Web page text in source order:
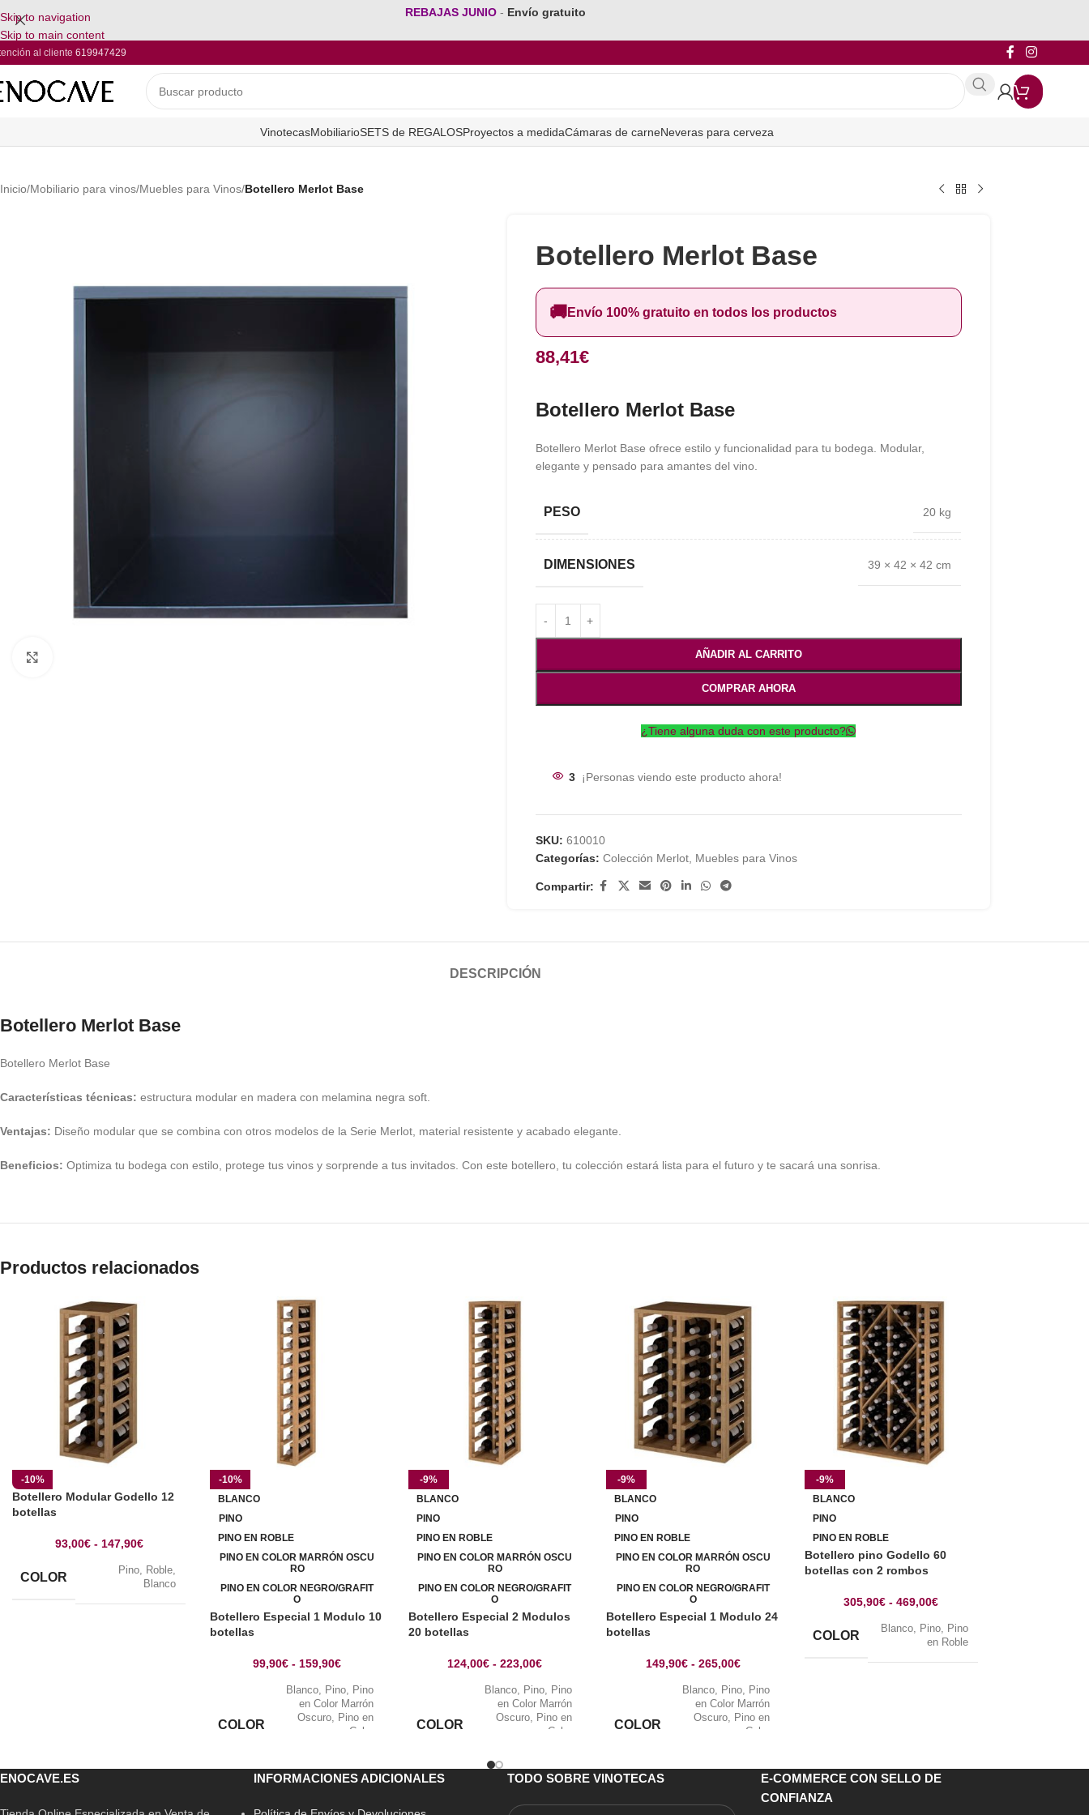
Skip to navigation
Skip to main content
REBAJAS JUNIO - Envío gratuito
al cliente 619947429
VinotecasMobiliarioSETS de REGALOSProyectos a medidaCámaras de carneNeveras para cerveza
Inicio/Mobiliario para vinos/Muebles para Vinos/Botellero Merlot Base
Botellero Merlot Base
🚚Envío 100% gratuito en todos los productos
88,41€
Botellero Merlot Base
Botellero Merlot Base ofrece estilo y funcionalidad para tu bodega. Modular,
elegante y pensado para amantes del vino.
PESO 20 kg
DIMENSIONES 39 × 42 × 42 cm
AÑADIR AL CARRITO
COMPRAR AHORA
¿Tiene alguna duda con este producto?
3 ¡Personas viendo este producto ahora!
SKU: 610010
Categorías: Colección Merlot, Muebles para Vinos
Compartir:
DESCRIPCIÓN
Botellero Merlot Base
Botellero Merlot Base
Características técnicas: estructura modular en madera con melamina negra soft.
Ventajas: Diseño modular que se combina con otros modelos de la Serie Merlot, material resistente y acabado elegante.
Beneficios: Optimiza tu bodega con estilo, protege tus vinos y sorprende a tus invitados. Con este botellero, tu colección estará lista para el futuro y te sacará una sonrisa.
Productos relacionados
-10%
Botellero Modular Godello 12
botellas
93,00€ - 147,90€
COLOR Pino, Roble,
Blanco
-10%
BLANCO
PINO
PINO EN ROBLE
PINO EN COLOR MARRÓN OSCU
RO
PINO EN COLOR NEGRO/GRAFIT
O
Botellero Especial 1 Modulo 10
botellas
99,90€ - 159,90€
COLOR
Blanco, Pino, Pino
en Color Marrón
Oscuro, Pino en
Color
-9%
BLANCO
PINO
PINO EN ROBLE
PINO EN COLOR MARRÓN OSCU
RO
PINO EN COLOR NEGRO/GRAFIT
O
Botellero Especial 2 Modulos
20 botellas
124,00€ - 223,00€
COLOR
Blanco, Pino, Pino
en Color Marrón
Oscuro, Pino en
Color
-9%
BLANCO
PINO
PINO EN ROBLE
PINO EN COLOR MARRÓN OSCU
RO
PINO EN COLOR NEGRO/GRAFIT
O
Botellero Especial 1 Modulo 24
botellas
149,90€ - 265,00€
COLOR
Blanco, Pino, Pino
en Color Marrón
Oscuro, Pino en
Color
-9%
BLANCO
PINO
PINO EN ROBLE
Botellero pino Godello 60
botellas con 2 rombos
305,90€ - 469,00€
COLOR Blanco, Pino, Pino
en Roble
ENOCAVE.ES INFORMACIONES ADICIONALES TODO SOBRE VINOTECAS
E-COMMERCE CON SELLO DE
CONFIANZA